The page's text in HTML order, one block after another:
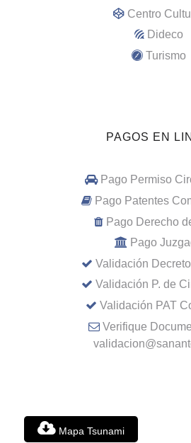
Centro
Dideco
Turismo
PAGOS EN
Pago Permiso
Pago Patentes
Pago Derecho
Pago
Validación
Validación P. de
Validación PAT
Verifique
Mapa Tsunami